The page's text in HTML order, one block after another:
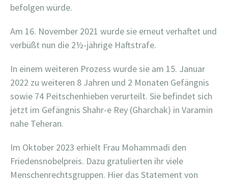
befolgen würde.
Am 16. November 2021 wurde sie erneut verhaftet und
verbüßt nun die 2½-jährige Haftstrafe.
In einem weiteren Prozess wurde sie am 15. Januar
2022 zu weiteren 8 Jahren und 2 Monaten Gefängnis
sowie 74 Peitschenhieben verurteilt. Sie befindet sich
jetzt im Gefängnis Shahr-e Rey (Gharchak) in Varamin
nahe Teheran.
Im Oktober 2023 erhielt Frau Mohammadi den
Friedensnobelpreis. Dazu gratulierten ihr viele
Menschenrechtsgruppen. Hier das Statement von